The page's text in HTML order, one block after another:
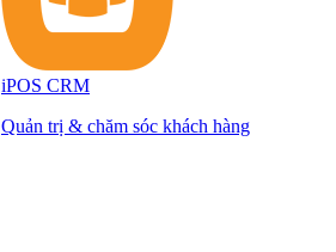
iPOS CRM
Quản trị & chăm sóc khách hàng